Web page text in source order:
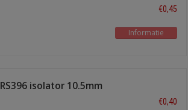
€0,45
Informatie
RS396 isolator 10.5mm
€0,40